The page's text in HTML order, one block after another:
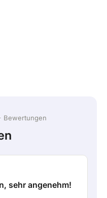
Bewertungen
sehr angenehm!